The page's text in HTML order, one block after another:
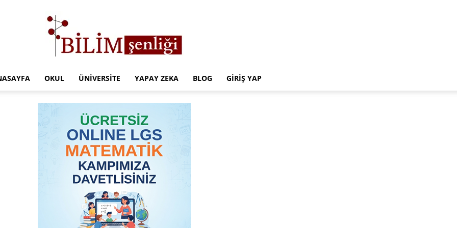
Eğitim
Kampüsü
OKUL ÜNIVERSITE YAPAY ZEKA BLOG GIRIŞ YAP